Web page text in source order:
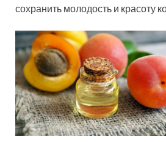
сохранить молодость и красоту